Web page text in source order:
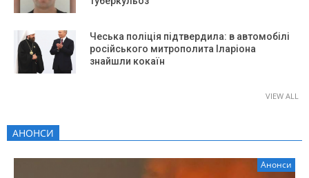
Чеська поліція підтвердила: в автомобілі
російського митрополита Іларіона
знайшли кокаїн
VIEW ALL
АНОНСИ
Анонси